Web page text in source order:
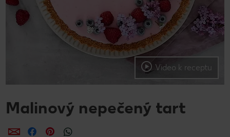
Video k receptu
Malinový nepečený tart
ZdieľaťZdieľaťZdieľať